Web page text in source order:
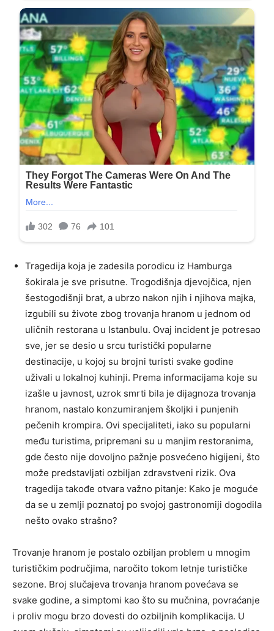
Tragedija koja je zadesila porodicu iz Hamburga
šokirala je sve prisutne. Trogodišnja djevojčica, njen
šestogodišnji brat, a ubrzo nakon njih i njihova majka,
izgubili su živote zbog trovanja hranom u jednom od
uličnih restorana u Istanbulu. Ovaj incident je potresao
sve, jer se desio u srcu turistički popularne
destinacije, u kojoj su brojni turisti svake godine
uživali u lokalnoj kuhinji. Prema informacijama koje su
izašle u javnost, uzrok smrti bila je dijagnoza trovanja
hranom, nastalo konzumiranjem školjki i punjenih
pečenih krompira. Ovi specijaliteti, iako su popularni
među turistima, pripremani su u manjim restoranima,
gde često nije dovoljno pažnje posvećeno higijeni, što
može predstavljati ozbiljan zdravstveni rizik. Ova
tragedija takođe otvara važno pitanje: Kako je moguće
da se u zemlji poznatoj po svojoj gastronomiji dogodila
nešto ovako strašno?
Trovanje hranom je postalo ozbiljan problem u mnogim
turističkim područjima, naročito tokom letnje turističke
sezone. Broj slučajeva trovanja hranom povećava se
svake godine, a simptomi kao što su mučnina, povraćanje
i proliv mogu brzo dovesti do ozbiljnih komplikacija. U